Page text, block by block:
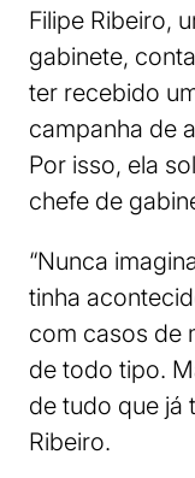
Filipe Ribeiro,
gabinete,
ter recebido
campanha de
Por isso, ela
chefe de
“Nunca
tinha
com casos de
de todo tipo.
de tudo que já
Ribeiro.